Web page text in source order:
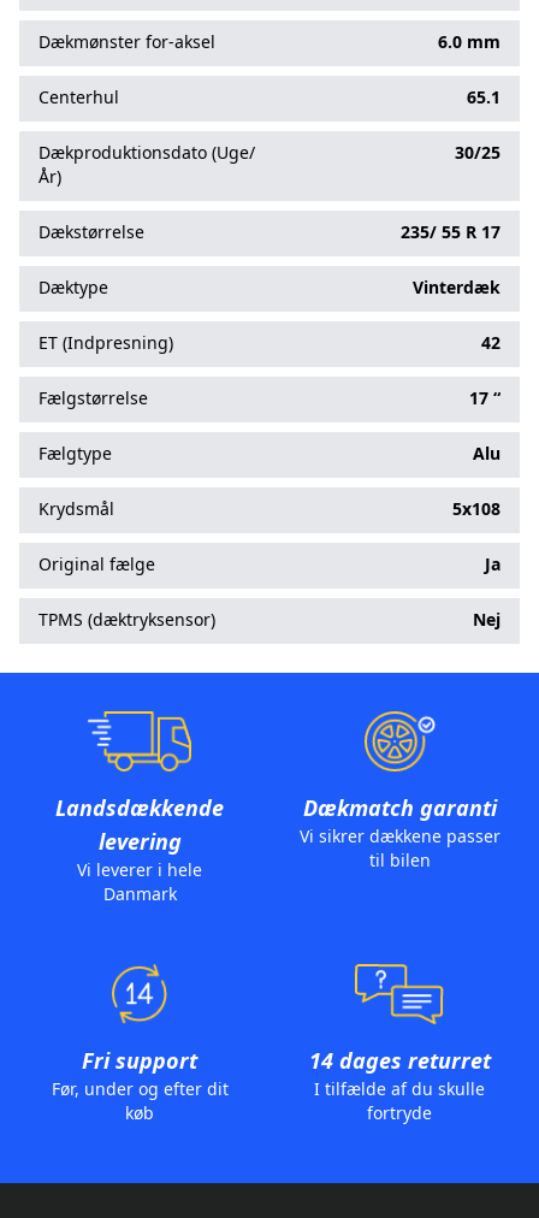
Dækmønster for-aksel 6.0 mm
Centerhul 65.1
Dækproduktionsdato (Uge/
År)
30/25
Dækstørrelse 235/ 55 R 17
Dæktype Vinterdæk
ET (Indpresning) 42
Fælgstørrelse 17 “
Fælgtype Alu
Krydsmål 5x108
Original fælge Ja
TPMS (dæktryksensor) Nej
Landsdækkende
levering
Vi leverer i hele
Danmark
Dækmatch garanti
Vi sikrer dækkene passer
til bilen
Fri support
Før, under og efter dit
køb
14 dages returret
I tilfælde af du skulle
fortryde